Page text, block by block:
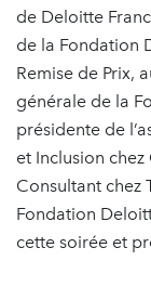
de Deloitte
de la Fondation
Remise de Prix,
générale de la
présidente de
et Inclusion
Consultant chez
Fondation
cette soirée et